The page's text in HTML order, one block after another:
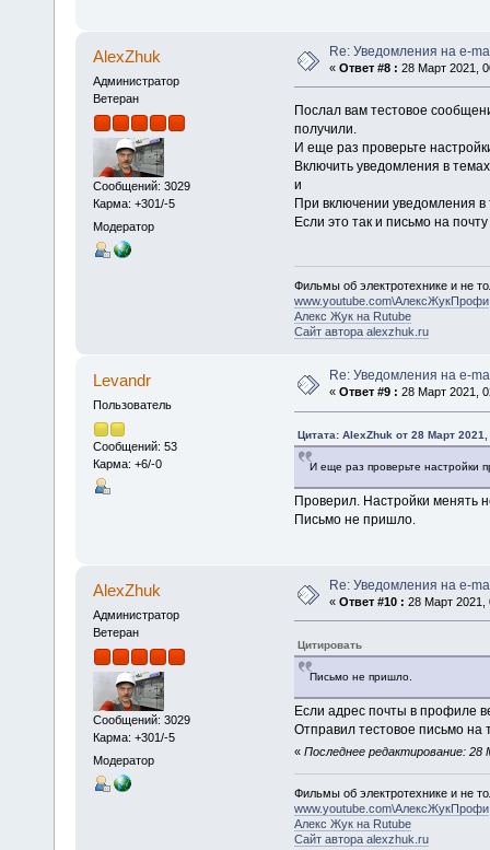
AlexZhuk
Администратор
Ветеран
Сообщений: 3029
Карма: +301/-5
Модератор
Re: Уведомления на e-
« Ответ #8 : 28 Март 2021,
Послал вам тестовое
получили.
И еще раз проверьте
Включить уведомления в
и
При включении уведомления
Если это так и письмо на
Фильмы об электротехнике и не
www.youtube.com\АлексЖукПрофи
Алекс Жук на Rutube
Сайт автора alexzhuk.ru
Levandr
Пользователь
Сообщений: 53
Карма: +6/-0
Re: Уведомления на e-
« Ответ #9 : 28 Март 2021,
Цитата: AlexZhuk от 28 Март
И еще раз проверьте настройки
Проверил. Настройки менять
Письмо не пришло.
AlexZhuk
Администратор
Ветеран
Сообщений: 3029
Карма: +301/-5
Модератор
Re: Уведомления на e-
« Ответ #10 : 28 Март 2021,
Цитировать
Письмо не пришло.
Если адрес почты в профиле
Отправил тестовое письмо на
« Последнее редактирование:
Фильмы об электротехнике и не
www.youtube.com\АлексЖукПрофи
Алекс Жук на Rutube
Сайт автора alexzhuk.ru